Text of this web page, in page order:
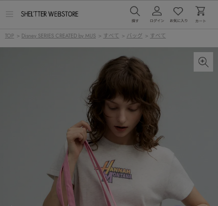
ー
を
TOP > Disney SERIES CREATED by MUS > すべて > バッグ > すべて